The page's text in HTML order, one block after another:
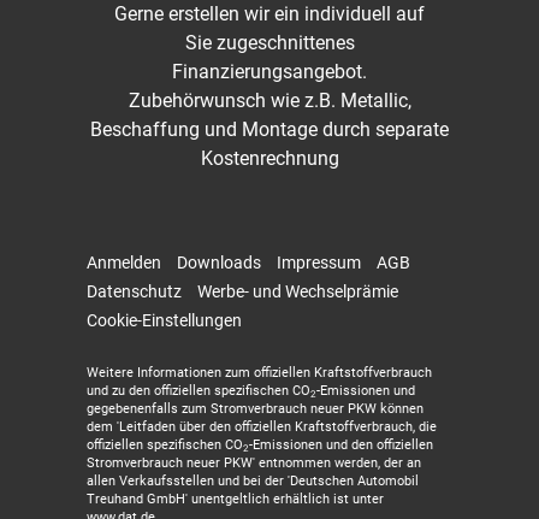
Gerne erstellen wir ein individuell auf
Sie zugeschnittenes
Finanzierungsangebot.
Zubehörwunsch wie z.B. Metallic,
Beschaffung und Montage durch separate
Kostenrechnung
Anmelden Downloads Impressum
AGB
Datenschutz
Werbe- und Wechselprämie
Cookie-Einstellungen
Weitere Informationen zum offiziellen Kraftstoffverbrauch
und zu den offiziellen spezifischen CO2-Emissionen und
gegebenenfalls zum Stromverbrauch neuer PKW können
dem 'Leitfaden über den offiziellen Kraftstoffverbrauch, die
offiziellen spezifischen CO2-Emissionen und den offiziellen
Stromverbrauch neuer PKW' entnommen werden, der an
allen Verkaufsstellen und bei der 'Deutschen Automobil
Treuhand GmbH' unentgeltlich erhältlich ist unter